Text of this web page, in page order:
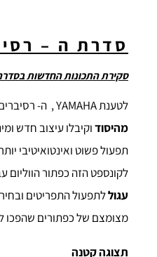
סדרת ה –
סקירת התכונות החדשות
לטענת YAMAHA , ה- רסיברים החדשים
מהיסודוקיבלו עיצוב חדש
תפעול פשוט ואינטואיטיבי
לקונספט הזה כפתור
עגוללתפעול התפריטים
מצומצם של כפתורים שהפכו
תצוגה קטנה